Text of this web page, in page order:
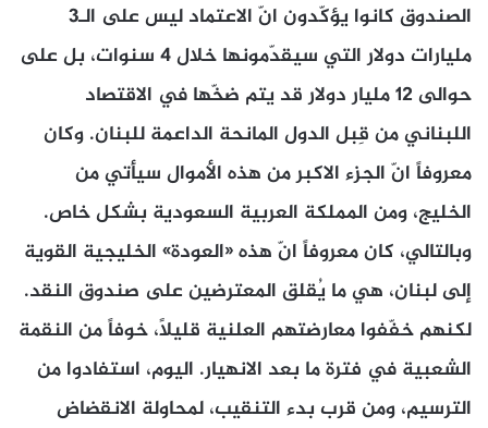
الصندوق كانوا يؤكّدون انّ الاعتماد ليس على الـ3
مليارات دولار التي سيقدّمونها خلال 4 سنوات، بل على
حوالى 12 مليار دولار قد يتم ضخّها في الاقتصاد
اللبناني من قِبل الدول المانحة الداعمة للبنان. وكان
معروفاً انّ الجزء الاكبر من هذه الأموال سيأتي من
الخليج، ومن المملكة العربية السعودية بشكل خاص.
وبالتالي، كان معروفاً انّ هذه «العودة» الخليجية القوية
إلى لبنان، هي ما يُقلق المعترضين على صندوق النقد.
لكنهم خفّفوا معارضتهم العلنية قليلاً، خوفاً من النقمة
الشعبية في فترة ما بعد الانهيار. اليوم، استفادوا من
الترسيم، ومن قرب بدء التنقيب، لمحاولة الانقضاض